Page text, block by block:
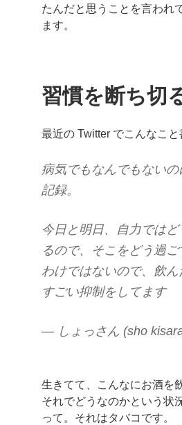
たんだと思うことを言われ
ます。
習慣を断ち切
最近の Twitter でこんなこと
病気でもなんでもない
記録。
今日と明日、自力では
るので、そこをどう過
わけではないので、飲
すごい抑制をしてます
— しょっさん (sho
生きてて、こんなにお酒を
それでどうなのかという状
って。それはタバコです。